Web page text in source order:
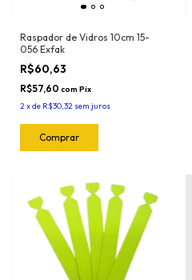
Raspador de Vidros 10cm 15-
056 Exfak
R$60,63
R$57,60 com Pix
2xde R$30,32 sem juros